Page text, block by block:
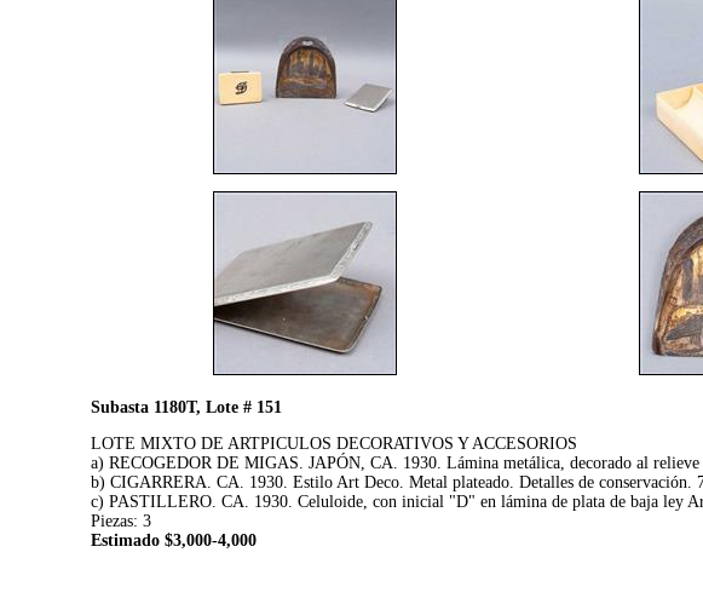
Subasta 1180T, Lote # 151
LOTE MIXTO DE ARTPICULOS DECORATIVOS Y ACCESORIOS
a) RECOGEDOR DE MIGAS. JAPÓN, CA. 1930. Lámina metálica, decorado al
b) CIGARRERA. CA. 1930. Estilo Art Deco. Metal plateado. Detalles de conservación.
c) PASTILLERO. CA. 1930. Celuloide, con inicial "D" en lámina de plata de baja ley
Piezas: 3
Estimado $3,000-4,000